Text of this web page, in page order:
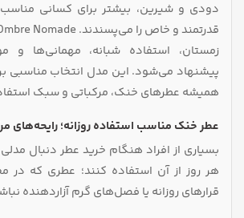
دودی و شیرین، بیشتر برای کسانی
زمستان، استفاده شبانه، مهمانی‌ها و
پیشنهاد می‌شود. این مدل انتخاب مناسبی
همیشه عطرهای خنک، مرکباتی و سبک
عطر خنک مناسب استفاده روزانه؛ رایحه‌های
بسیاری از افراد هنگام خرید عطر دنبال
هر روز از آن استفاده کنند؛ عطری که در
قرارهای روزانه یا فصل‌های گرم آزاردهنده